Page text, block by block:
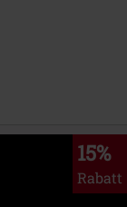
15%
Rabatt